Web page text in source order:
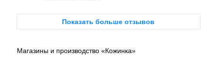
Показать больше отзывов
Магазины и производство «Кожинка»